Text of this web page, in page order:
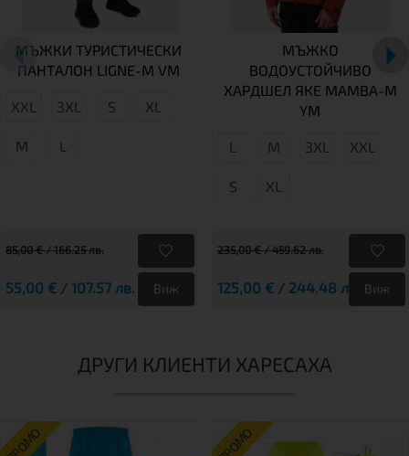
МЪЖКИ ТУРИСТИЧЕСКИ
ПАНТАЛОН LIGNE-M VM
XXL 3XL S XL
M L
85,00 € / 166.25 лв.
55,00 € / 107.57 лв. Виж
МЪЖКО
ВОДОУСТОЙЧИВО
ХАРДШЕЛ ЯКЕ MAMBA-M
YM
L М 3XL XXL
S XL
235,00 € / 459.62 лв.
125,00 € / 244.48 лв. Виж
ДРУГИ КЛИЕНТИ ХАРЕСАХА
ПРОМО ПРОМО